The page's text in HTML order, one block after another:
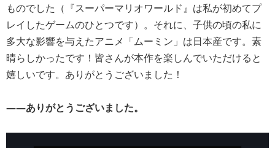
ものでした（『スーパーマリオワールド』は私が初めてプ
レイしたゲームのひとつです）。それに、子供の頃の私に
多大な影響を与えたアニメ「ムーミン」は日本産です。素
晴らしかったです！皆さんが本作を楽しんでいただけると
嬉しいです。ありがとうございました！
――ありがとうございました。